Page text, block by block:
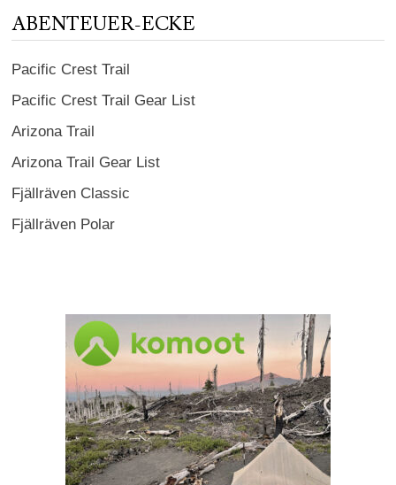
ABENTEUER-ECKE
Pacific Crest Trail
Pacific Crest Trail Gear List
Arizona Trail
Arizona Trail Gear List
Fjällräven Classic
Fjällräven Polar